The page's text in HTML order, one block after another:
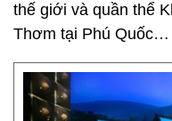
thế giới và quần thể
Thơm tại Phú Quốc…